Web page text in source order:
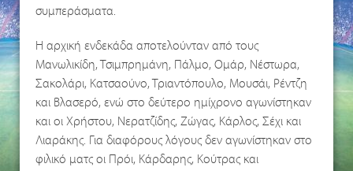
συμπεράσματα.
Η αρχική ενδεκάδα αποτελούνταν από τους
Μανωλικίδη, Τσιμπρημάνη, Πάλμο, Ομάρ, Νέστωρα,
Σακολάρι, Κατσαούνο, Τριαντόπουλο, Μουσάι, Ρέντζη
και Βλασερό, ενώ στο δεύτερο ημίχρονο αγωνίστηκαν
και οι Χρήστου, Νερατζίδης, Ζώγας, Κάρλος, Σέχι και
Λιαράκης. Για διαφόρους λόγους δεν αγωνίστηκαν στο
φιλικό ματς οι Πρόι, Κάρδαρης, Κούτρας και